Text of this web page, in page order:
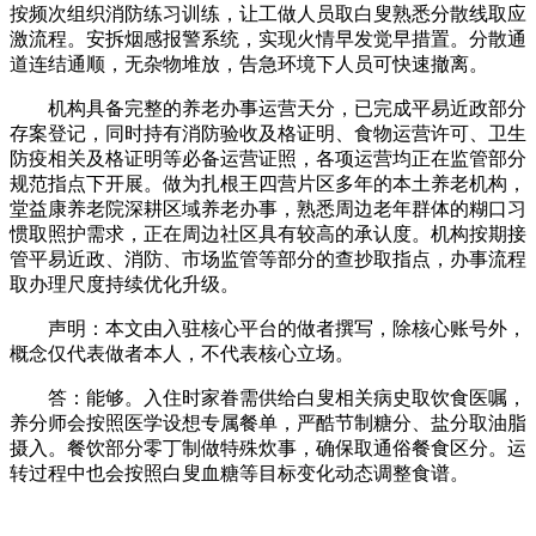
按频次组织消防练习训练，让工做人员取白叟熟悉分散线取应
激流程。安拆烟感报警系统，实现火情早发觉早措置。分散通
道连结通顺，无杂物堆放，告急环境下人员可快速撤离。
机构具备完整的养老办事运营天分，已完成平易近政部分
存案登记，同时持有消防验收及格证明、食物运营许可、卫生
防疫相关及格证明等必备运营证照，各项运营均正在监管部分
规范指点下开展。做为扎根王四营片区多年的本土养老机构，
堂益康养老院深耕区域养老办事，熟悉周边老年群体的糊口习
惯取照护需求，正在周边社区具有较高的承认度。机构按期接
管平易近政、消防、市场监管等部分的查抄取指点，办事流程
取办理尺度持续优化升级。
声明：本文由入驻核心平台的做者撰写，除核心账号外，
概念仅代表做者本人，不代表核心立场。
答：能够。入住时家眷需供给白叟相关病史取饮食医嘱，
养分师会按照医学设想专属餐单，严酷节制糖分、盐分取油脂
摄入。餐饮部分零丁制做特殊炊事，确保取通俗餐食区分。运
转过程中也会按照白叟血糖等目标变化动态调整食谱。